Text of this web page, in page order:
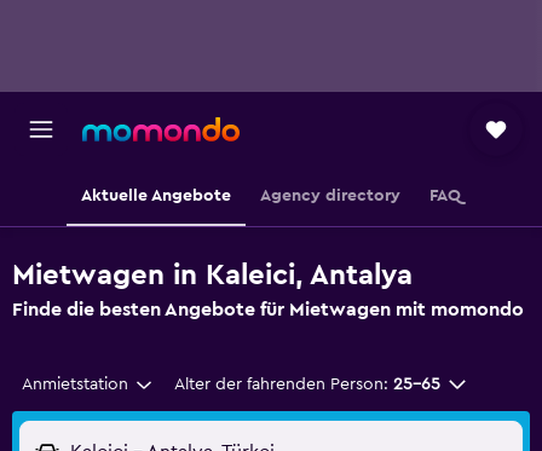
Aktuelle Angebote Agency directory FAQ
Mietwagen in Kaleici, Antalya
Finde die besten Angebote für Mietwagen mit momondo
Anmietstation Alter der fahrenden Person: 25-65